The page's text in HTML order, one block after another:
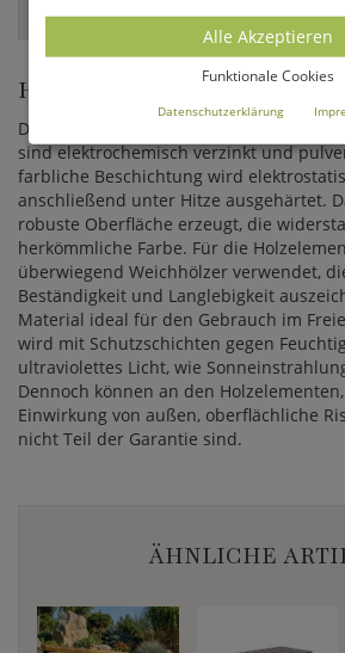
4056026380820
HINWEISE ZUM MATERIAL
Die Stahl- und Gusseisen - Elemente der
sind elektrochemisch verzinkt und
farbliche Beschichtung wird
anschließend unter Hitze ausgehärtet.
robuste Oberfläche erzeugt, die
herkömmliche Farbe. Für die
überwiegend Weichhölzer verwendet,
Beständigkeit und Langlebigkeit
Material ideal für den Gebrauch im
wird mit Schutzschichten gegen
ultraviolettes Licht, wie
Dennoch können an den
Einwirkung von außen, oberflächliche
nicht Teil der Garantie sind.
ÄHNLICHE
Alle Akzeptieren
Funktionale Cookies
Datenschutzerklärung